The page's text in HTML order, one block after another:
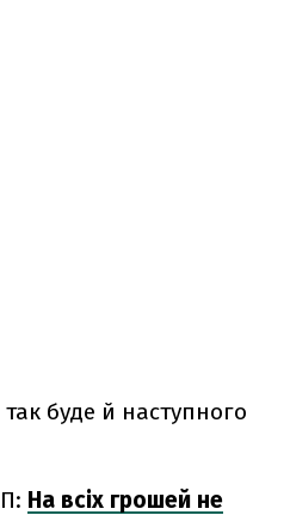
буде й наступного
На всіх грошей не